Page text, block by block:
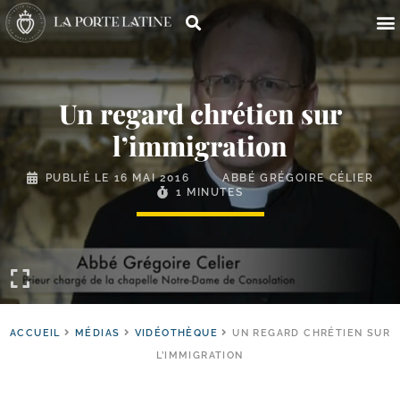
Un regard chrétien sur
l’immigration
PUBLIÉ LE 16 MAI 2016
ABBÉ GRÉGOIRE CÉLIER
1 MINUTES
ACCUEIL MÉDIAS VIDÉOTHÈQUE
UN REGARD CHRÉTIEN SUR
L’IMMIGRATION